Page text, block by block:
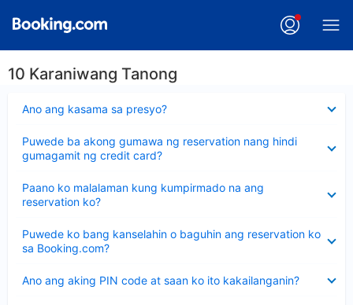
10 Karaniwang Tanong
Ano ang kasama sa presyo?
ang
Puwede ba akong gumawa ng reservation nang hindi
gumagamit ng credit card?
ang
sagot
Paano ko malalaman kung kumpirmado na ang
reservation ko?
ang
sagot
Puwede ko bang kanselahin o baguhin ang reservation ko
sa Booking.com?
ang
sagot
Ano ang aking PIN code at saan ko ito kakailanganin?
ang